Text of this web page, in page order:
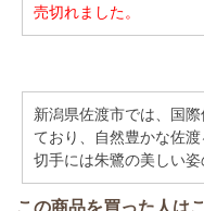
売切れました。
新潟県佐渡市では、国
ており、自然豊かな佐
切手には朱鷺の美しい姿
この商品を買った人は